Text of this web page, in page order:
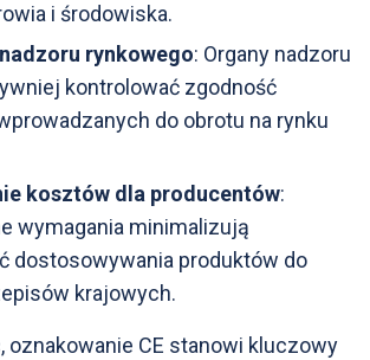
i środowiska.
rynkowego: Organy nadzoru
kontrolować zgodność
do obrotu na rynku
kosztów dla producentów:
wymagania minimalizują
dostosowywania produktów do
krajowych.
oznakowanie CE stanowi kluczowy